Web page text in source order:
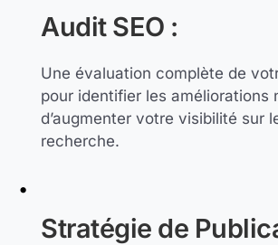
Audit SEO :
Une évaluation complète de
pour identifier les améliorations
d’augmenter votre visibilité sur
recherche.
Stratégie de